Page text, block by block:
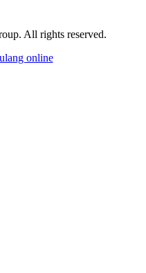
All rights reserved.
online